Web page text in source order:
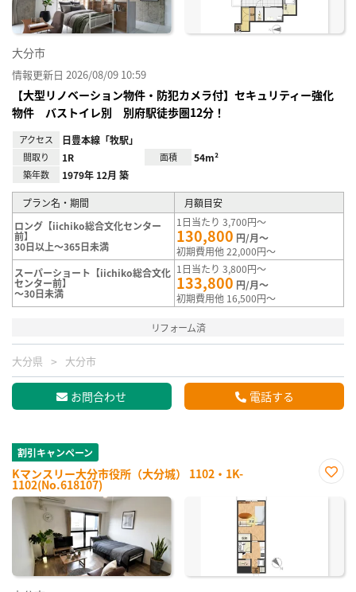
大分市
情報更新日 2026/08/09 10:59
【大型リノベーション物件・防犯カメラ付】セキュリティー強化
物件 バストイレ別 別府駅徒歩圏12分！
アクセス 日豊本線「牧駅」
間取り 1R 面積 54m²
築年数 1979年 12月 築
プラン名・期間
月額目安
ロング【iichiko総合文化センター
前】
30日以上～365日未満
1日当たり 3,700円～
130,800 円/月～
初期費用他 22,000円～
スーパーショート【iichiko総合文化
センター前】
～30日未満
1日当たり 3,800円～
133,800 円/月～
初期費用他 16,500円～
リフォーム済
大分県 大分市
お問合わせ 電話する
割引キャンペーン
Kマンスリー大分市役所（大分城） 1102・1K-
1102(No.618107)
に入